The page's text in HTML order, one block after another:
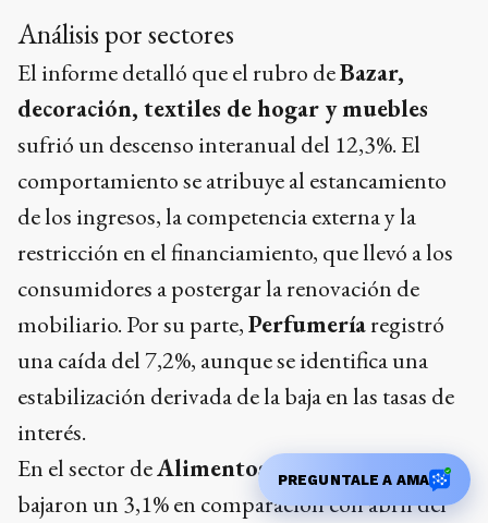
Análisis por sectores
El informe detalló que el rubro deBazar,
decoración, textiles de hogar y muebles
sufrió un descenso interanual del 12,3%. El
comportamiento se atribuye al estancamiento
de los ingresos, la competencia externa y la
restricción en el financiamiento, que llevó a los
consumidores a postergar la renovación de
mobiliario. Por su parte,Perfumeríaregistró
una caída del 7,2%, aunque se identifica una
estabilización derivada de la baja en las tasas de
interés.
En el sector deAlimentos y bebidas, las ventas
bajaron un 3,1% en comparación con abril del
PREGUNTALE A AMA